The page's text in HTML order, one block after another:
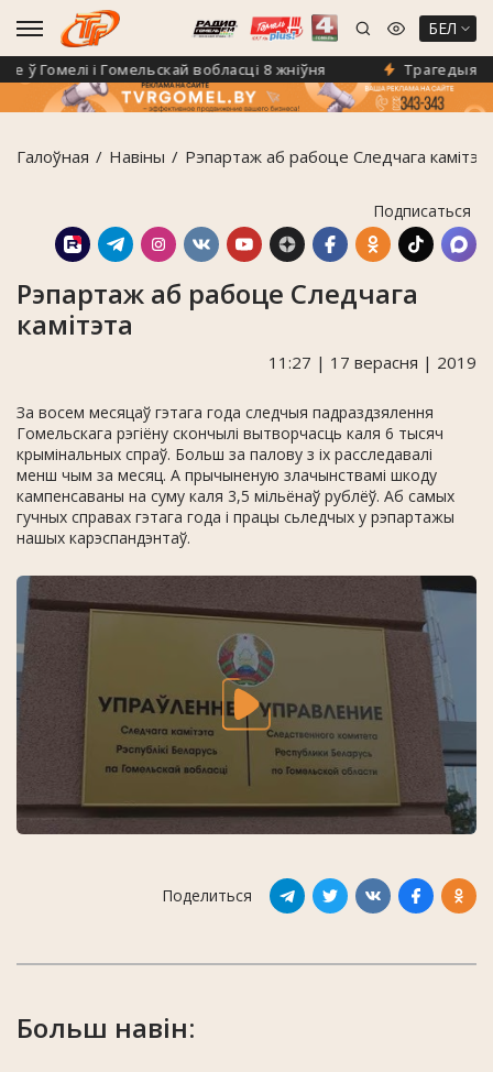
БЕЛ
і Гомельскай вобласці 8 жніўня Трагедыя на
Галоўная Навiны Рэпартаж аб рабоце Следчага
Подписаться
Рэпартаж аб рабоце Следчага
камітэта
11:27 | 17 верасня | 2019
За восем месяцаў гэтага года следчыя падраздзялення
Гомельскага рэгіёну скончылі вытворчасць каля 6 тысяч
крымінальных спраў. Больш за палову з іх расследавалі
менш чым за месяц. А прычыненую злачынствамі шкоду
кампенсаваны на суму каля 3,5 мільёнаў рублёў. Аб самых
гучных справах гэтага года і працы сьледчых у рэпартажы
нашых карэспандэнтаў.
Поделиться
Больш навін: